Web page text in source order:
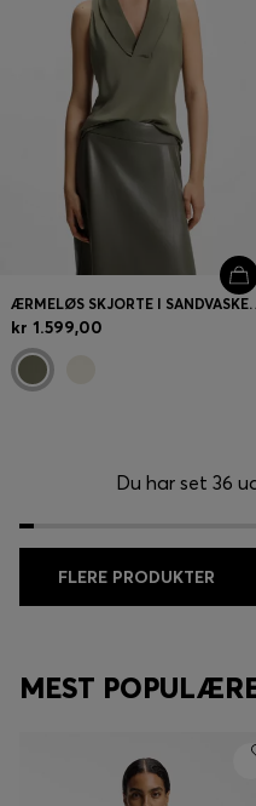
ÆRMELØS
kr 1.599,00
Du har set 36
FLERE PRODUKTER
MEST